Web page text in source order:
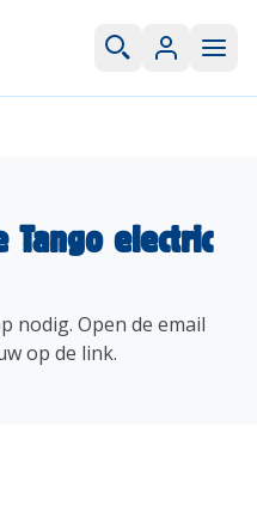
electric
nodig. Open de email
op de link.